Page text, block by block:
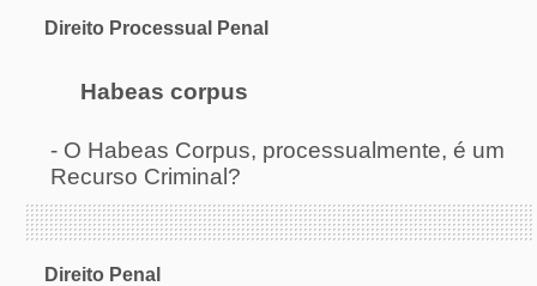
Direito Processual Penal
Habeas corpus
- O Habeas Corpus, processualmente, é um
Recurso Criminal?
Direito Penal